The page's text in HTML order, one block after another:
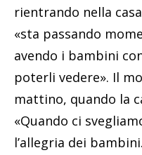
rientrando nella
«sta passando
avendo i bambini
poterli vedere». Il
mattino, quando la
«Quando ci
l’allegria dei